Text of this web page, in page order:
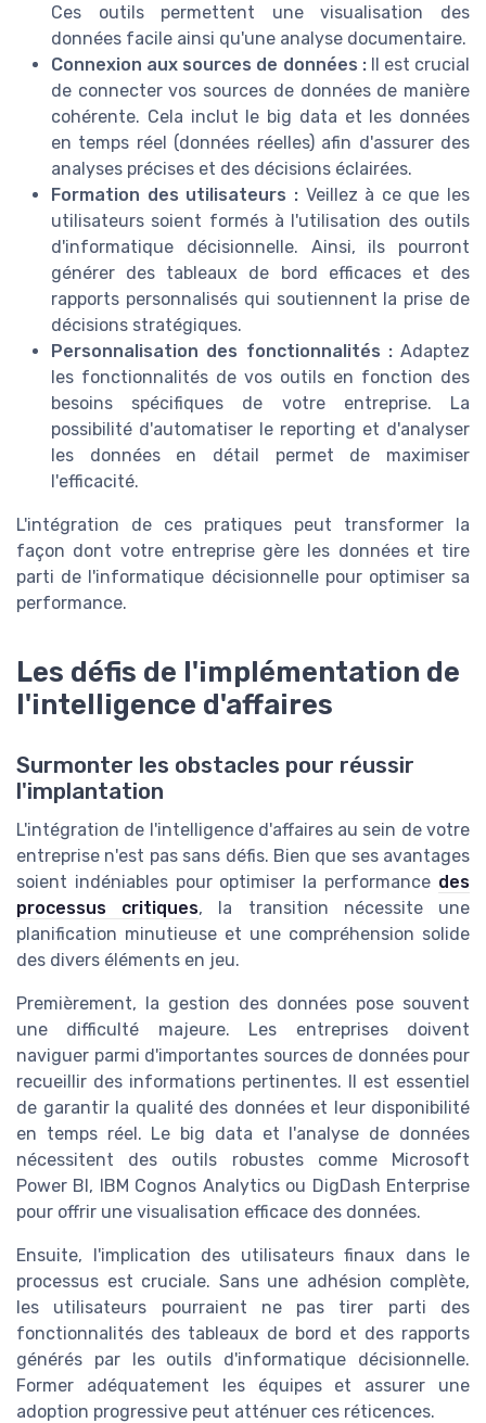
Ces outils permettent une visualisation des
données facile ainsi qu'une analyse documentaire.
Connexion aux sources de données :Il est crucial
de connecter vos sources de données de manière
cohérente. Cela inclut le big data et les données
en temps réel (données réelles) afin d'assurer des
analyses précises et des décisions éclairées.
Formation des utilisateurs :Veillez à ce que les
utilisateurs soient formés à l'utilisation des outils
d'informatique décisionnelle. Ainsi, ils pourront
générer des tableaux de bord efficaces et des
rapports personnalisés qui soutiennent la prise de
décisions stratégiques.
Personnalisation des fonctionnalités :Adaptez
les fonctionnalités de vos outils en fonction des
besoins spécifiques de votre entreprise. La
possibilité d'automatiser le reporting et d'analyser
les données en détail permet de maximiser
l'efficacité.
L'intégration de ces pratiques peut transformer la
façon dont votre entreprise gère les données et tire
parti de l'informatique décisionnelle pour optimiser sa
performance.
Les défis de l'implémentation de
l'intelligence d'affaires
Surmonter les obstacles pour réussir
l'implantation
L'intégration de l'intelligence d'affaires au sein de votre
entreprise n'est pas sans défis. Bien que ses avantages
soient indéniables pour optimiser la performance des
processus critiques, la transition nécessite une
planification minutieuse et une compréhension solide
des divers éléments en jeu.
Premièrement, la gestion des données pose souvent
une difficulté majeure. Les entreprises doivent
naviguer parmi d'importantes sources de données pour
recueillir des informations pertinentes. Il est essentiel
de garantir la qualité des données et leur disponibilité
en temps réel. Le big data et l'analyse de données
nécessitent des outils robustes comme Microsoft
Power BI, IBM Cognos Analytics ou DigDash Enterprise
pour offrir une visualisation efficace des données.
Ensuite, l'implication des utilisateurs finaux dans le
processus est cruciale. Sans une adhésion complète,
les utilisateurs pourraient ne pas tirer parti des
fonctionnalités des tableaux de bord et des rapports
générés par les outils d'informatique décisionnelle.
Former adéquatement les équipes et assurer une
adoption progressive peut atténuer ces réticences.